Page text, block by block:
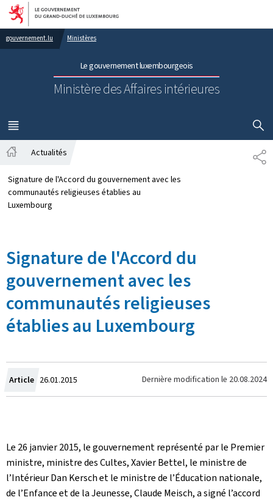
Aller au menu principal
Aller au contenu
gouvernement.lu Ministères
Le gouvernement luxembourgeois
Ministère des Affaires intérieures
MENU
PRINCIPAL
Actualités
Signature de l'Accord du gouvernement avec les
communautés religieuses établies au
Luxembourg
Signature de l'Accord du
gouvernement avec les
communautés religieuses
établies au Luxembourg
Article Crée
le
26.01.2015 Dernière modification le 20.08.2024
Le 26 janvier 2015, le gouvernement représenté par le Premier
ministre, ministre des Cultes, Xavier Bettel, le ministre de
l’Intérieur Dan Kersch et le ministre de l’Éducation nationale,
de l’Enfance et de la Jeunesse, Claude Meisch, a signé l’accord